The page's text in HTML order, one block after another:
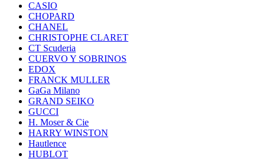
CASIO
CHOPARD
CHANEL
CHRISTOPHE CLARET
CT Scuderia
CUERVO Y SOBRINOS
EDOX
FRANCK MULLER
GaGa Milano
GRAND SEIKO
GUCCI
H. Moser & Cie
HARRY WINSTON
Hautlence
HUBLOT